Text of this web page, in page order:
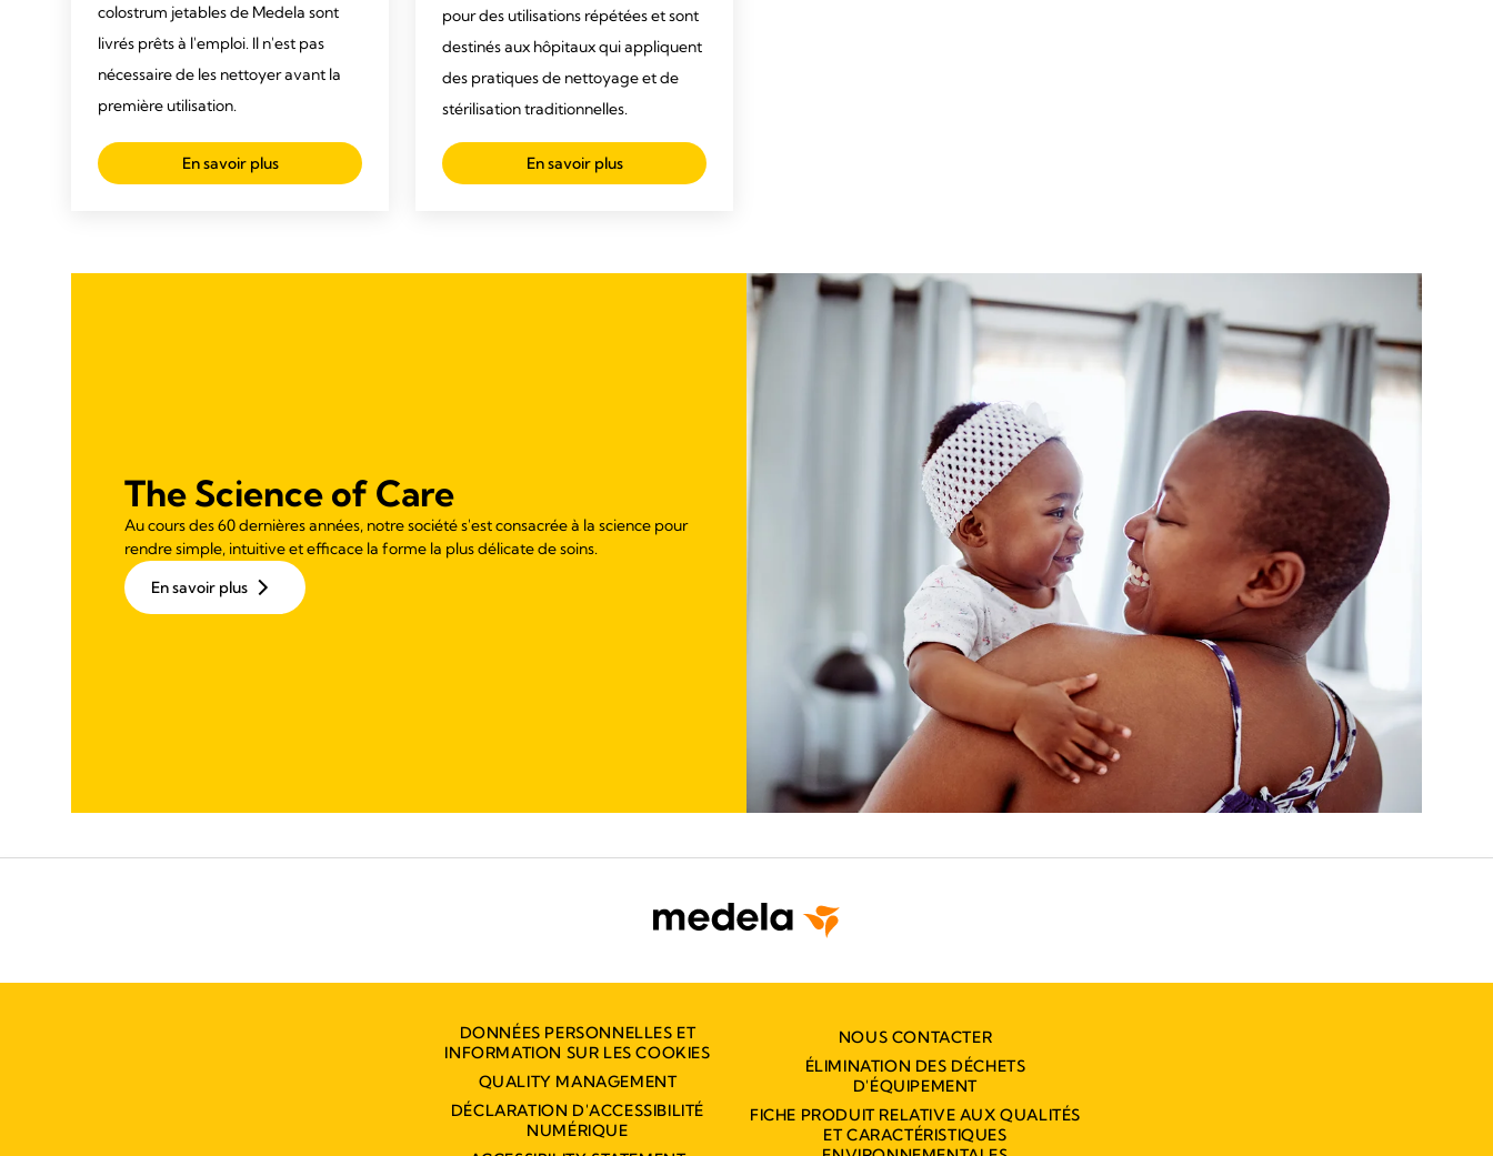
colostrum jetables de Medela sont
livrés prêts à l'emploi. Il n'est pas
nécessaire de les nettoyer avant la
première utilisation.
En savoir plus
pour des utilisations répétées et sont
destinés aux hôpitaux qui appliquent
des pratiques de nettoyage et de
stérilisation traditionnelles.
En savoir plus
The Science of Care
Au cours des 60 dernières années, notre société s'est consacrée à la science pour
rendre simple, intuitive et efficace la forme la plus délicate de soins.
En savoir plus
DONNÉES PERSONNELLES ET
INFORMATION SUR LES COOKIES
QUALITY MANAGEMENT
DÉCLARATION D'ACCESSIBILITÉ
NUMÉRIQUE
NOUS CONTACTER
ÉLIMINATION DES DÉCHETS
D'ÉQUIPEMENT
FICHE PRODUIT RELATIVE AUX QUALITÉS
ET CARACTÉRISTIQUES